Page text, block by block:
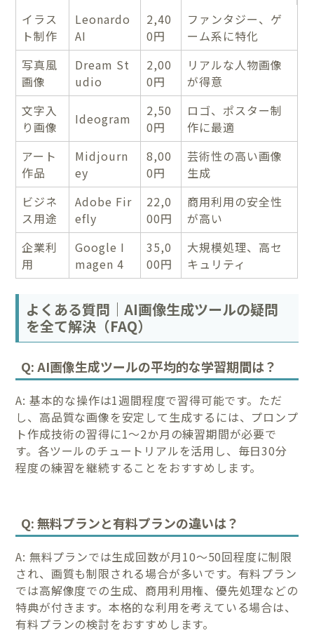
イラス
ト制作
Leonardo
AI
2,40
0円
ファンタジー、ゲ
ーム系に特化
写真風
画像
Dream St
udio
2,00
0円
リアルな人物画像
が得意
文字入
り画像
Ideogram
2,50
0円
ロゴ、ポスター制
作に最適
アート
作品
Midjourn
ey
8,00
0円
芸術性の高い画像
生成
ビジネ
ス用途
Adobe Fir
efly
22,0
00円
商用利用の安全性
が高い
企業利
用
Google I
magen 4
35,0
00円
大規模処理、高セ
キュリティ
よくある質問｜AI画像生成ツールの疑問
を全て解決（FAQ）
Q: AI画像生成ツールの平均的な学習期間は？
A: 基本的な操作は1週間程度で習得可能です。ただ
し、高品質な画像を安定して生成するには、プロンプ
ト作成技術の習得に1～2か月の練習期間が必要で
す。各ツールのチュートリアルを活用し、毎日30分
程度の練習を継続することをおすすめします。
Q: 無料プランと有料プランの違いは？
A: 無料プランでは生成回数が月10～50回程度に制限
され、画質も制限される場合が多いです。有料プラン
では高解像度での生成、商用利用権、優先処理などの
特典が付きます。本格的な利用を考えている場合は、
有料プランの検討をおすすめします。